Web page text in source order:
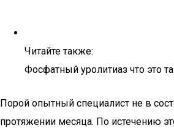
Читайте также:
Фосфатный уролитиаз что это
Порой опытный специалист не в
протяжении месяца. По истечению